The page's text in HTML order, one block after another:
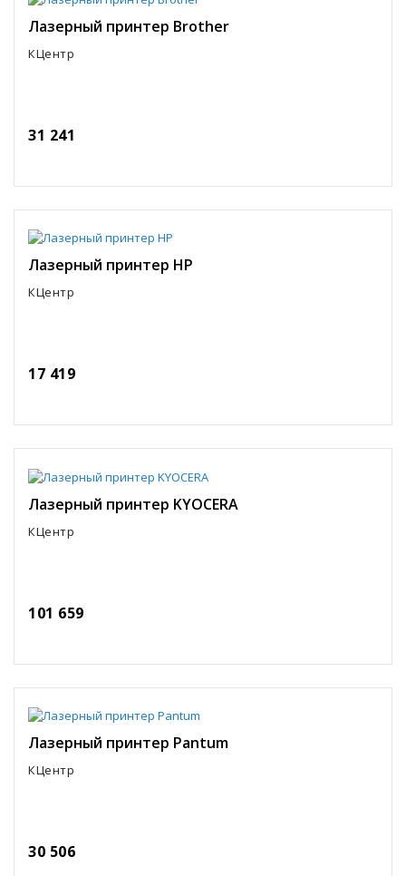
Лазерный принтер Brother
КЦентр
31 241
Лазерный принтер HP
КЦентр
17 419
Лазерный принтер KYOCERA
КЦентр
101 659
Лазерный принтер Pantum
КЦентр
30 506